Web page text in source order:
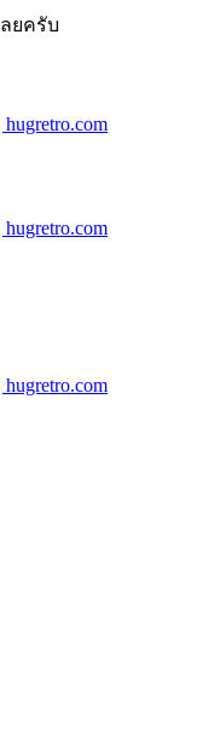
ยครับ
ป้ายโค้ก เป็ปซี่เวสป้า
ๆเพียบหรือสั่งทำโทร
ๆเพียบหรือสั่งทำโทร
ป้ายโค้ก เป็ปซี่เวสป้า
ๆเพียบหรือสั่งทำโทร